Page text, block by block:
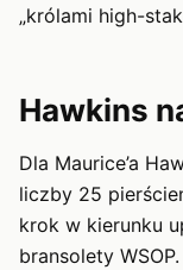
„królami high-
Hawkins
Dla Maurice’a
liczby 25
krok w kierunku
bransolety